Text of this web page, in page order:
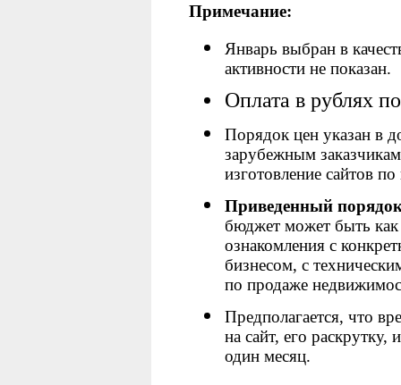
Примечание:
Январь выбран в
активности не показан.
Оплата в рублях
Порядок цен указан в
зарубежным
изготовление сайтов
Приведенный
бюджет может быть как
ознакомления с
бизнесом, с
по продаже
Предполагается, что
на сайт, его
один месяц.